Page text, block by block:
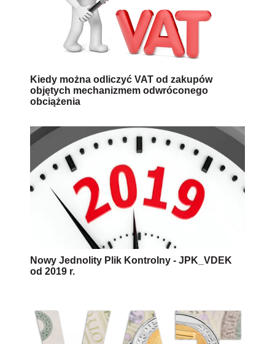
Kiedy można odliczyć VAT od zakupów
objętych mechanizmem odwróconego
obciążenia
Nowy Jednolity Plik Kontrolny - JPK_VDEK
od 2019 r.